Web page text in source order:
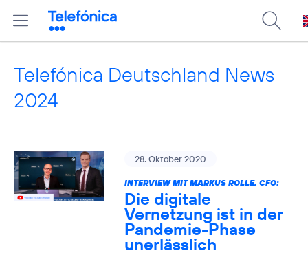
Telefónica Deutschland News
2024
28. Oktober 2020
INTERVIEW MIT MARKUS ROLLE, CFO:
Die digitale
Vernetzung ist in der
Pandemie-Phase
unerlässlich